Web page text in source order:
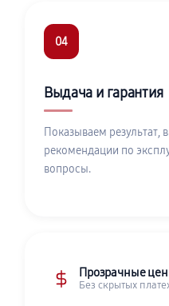
04
Выдача и гарантия
Показываем результат,
рекомендации по
вопросы.
Прозрачные
Без скрытых